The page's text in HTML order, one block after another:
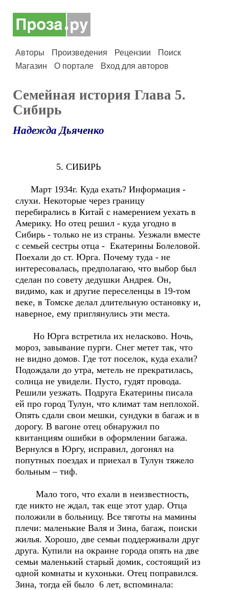
Авторы Произведения Рецензии
Поиск
Магазин
О портале Вход для авторов
Семейная история Глава 5.
Сибирь
Надежда Дьяченко
5. СИБИРЬ
Март 1934г. Куда ехать? Информация -
слухи. Некоторые через границу
перебирались в Китай с намерением уехать в
Америку. Но отец решил - куда угодно в
Сибирь - только не из страны. Уезжали вместе
с семьей сестры отца - Екатерины Болеловой.
Поехали до ст. Юрга. Почему туда - не
интересовалась, предполагаю, что выбор был
сделан по совету дедушки Андрея. Он,
видимо, как и другие переселенцы в 19-том
веке, в Томске делал длительную остановку и,
наверное, ему приглянулись эти места.
Но Юрга встретила их неласково. Ночь,
мороз, завывание пурги. Снег метет так, что
не видно домов. Где тот поселок, куда ехали?
Подождали до утра, метель не прекратилась,
солнца не увидели. Пусто, гудят провода.
Решили уезжать. Подруга Екатерины писала
ей про город Тулун, что климат там неплохой.
Опять сдали свои мешки, сундуки в багаж и в
дорогу. В вагоне отец обнаружил по
квитанциям ошибки в оформлении багажа.
Вернулся в Юргу, исправил, догонял на
попутных поездах и приехал в Тулун тяжело
больным – тиф.
Мало того, что ехали в неизвестность,
где никто не ждал, так еще этот удар. Отца
положили в больницу. Все тяготы на мамины
плечи: маленькие Валя и Зина, багаж, поиски
жилья. Хорошо, две семьи поддерживали друг
друга. Купили на окраине города опять на две
семьи маленький старый домик, состоящий из
одной комнаты и кухоньки. Отец поправился.
Зина, тогда ей было 6 лет, вспоминала: